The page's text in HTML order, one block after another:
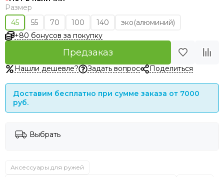
Размер
45
55 70 100 140
эко(алюминий)
+80 бонусов за покупку
Предзаказ
Нашли дешевле? Задать вопрос Поделиться
Доставим бесплатно при сумме заказа от 7000
руб.
Выбрать
Аксессуары для ружей